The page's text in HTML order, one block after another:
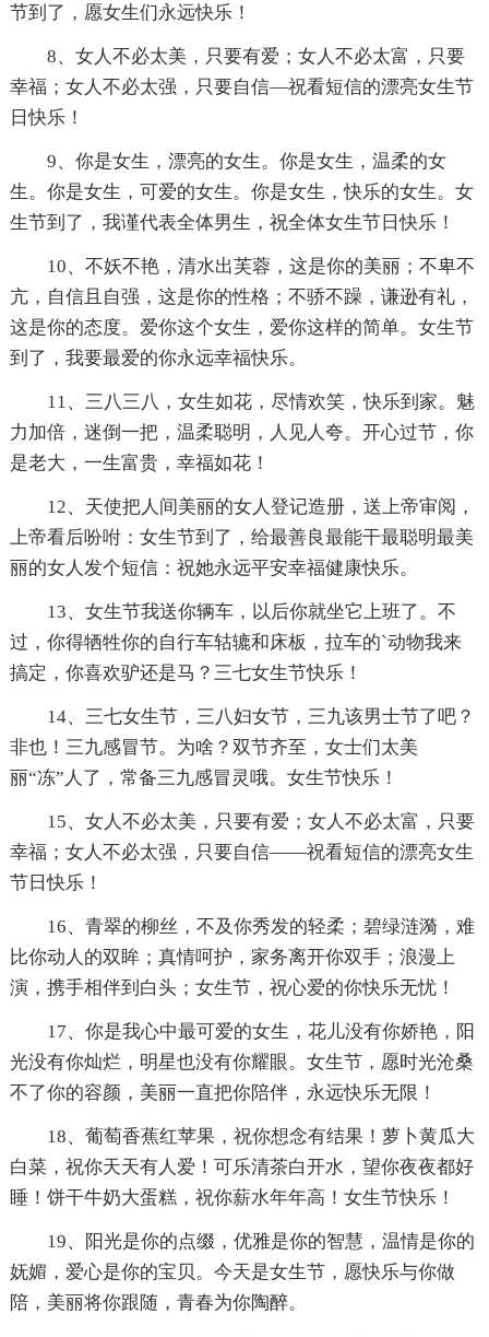
节到了，愿女生们永远快乐！
8、女人不必太美，只要有爱；女人不必太富，只要
幸福；女人不必太强，只要自信—祝看短信的漂亮女生节
日快乐！
9、你是女生，漂亮的女生。你是女生，温柔的女
生。你是女生，可爱的女生。你是女生，快乐的女生。女
生节到了，我谨代表全体男生，祝全体女生节日快乐！
10、不妖不艳，清水出芙蓉，这是你的美丽；不卑不
亢，自信且自强，这是你的性格；不骄不躁，谦逊有礼，
这是你的态度。爱你这个女生，爱你这样的简单。女生节
到了，我要最爱的你永远幸福快乐。
11、三八三八，女生如花，尽情欢笑，快乐到家。魅
力加倍，迷倒一把，温柔聪明，人见人夸。开心过节，你
是老大，一生富贵，幸福如花！
12、天使把人间美丽的女人登记造册，送上帝审阅，
上帝看后吩咐：女生节到了，给最善良最能干最聪明最美
丽的女人发个短信：祝她永远平安幸福健康快乐。
13、女生节我送你辆车，以后你就坐它上班了。不
过，你得牺牲你的自行车轱辘和床板，拉车的`动物我来
搞定，你喜欢驴还是马？三七女生节快乐！
14、三七女生节，三八妇女节，三九该男士节了吧？
非也！三九感冒节。为啥？双节齐至，女士们太美
丽“冻”人了，常备三九感冒灵哦。女生节快乐！
15、女人不必太美，只要有爱；女人不必太富，只要
幸福；女人不必太强，只要自信——祝看短信的漂亮女生
节日快乐！
16、青翠的柳丝，不及你秀发的轻柔；碧绿涟漪，难
比你动人的双眸；真情呵护，家务离开你双手；浪漫上
演，携手相伴到白头；女生节，祝心爱的你快乐无忧！
17、你是我心中最可爱的女生，花儿没有你娇艳，阳
光没有你灿烂，明星也没有你耀眼。女生节，愿时光沧桑
不了你的容颜，美丽一直把你陪伴，永远快乐无限！
18、葡萄香蕉红苹果，祝你想念有结果！萝卜黄瓜大
白菜，祝你天天有人爱！可乐清茶白开水，望你夜夜都好
睡！饼干牛奶大蛋糕，祝你薪水年年高！女生节快乐！
19、阳光是你的点缀，优雅是你的智慧，温情是你的
妩媚，爱心是你的宝贝。今天是女生节，愿快乐与你做
陪，美丽将你跟随，青春为你陶醉。